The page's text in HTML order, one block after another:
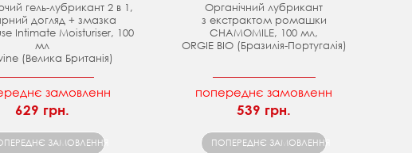
гель-лубрикант 2 в 1,
догляд + змазка
Intimate Moisturiser, 100
мл
(Велика Британія)
замовленн
629 грн.
ЗАМОВЛЕННЯ
Органічний лубрикант
з екстрактом ромашки
CHAMOMILE, 100 мл,
ORGIE BIO (Бразилія-Португалія)
попереднє замовленн
539 грн.
ПОПЕРЕДНЄ ЗАМОВЛЕННЯ